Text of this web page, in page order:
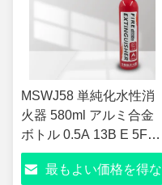
MSWJ58 単純化水性消
火器 580ml アルミ合金
ボトル 0.5A 13B E 5F
格付け A/B/E/F クラス
炎 ≥3m 噴霧距離
最もよい価格を得な